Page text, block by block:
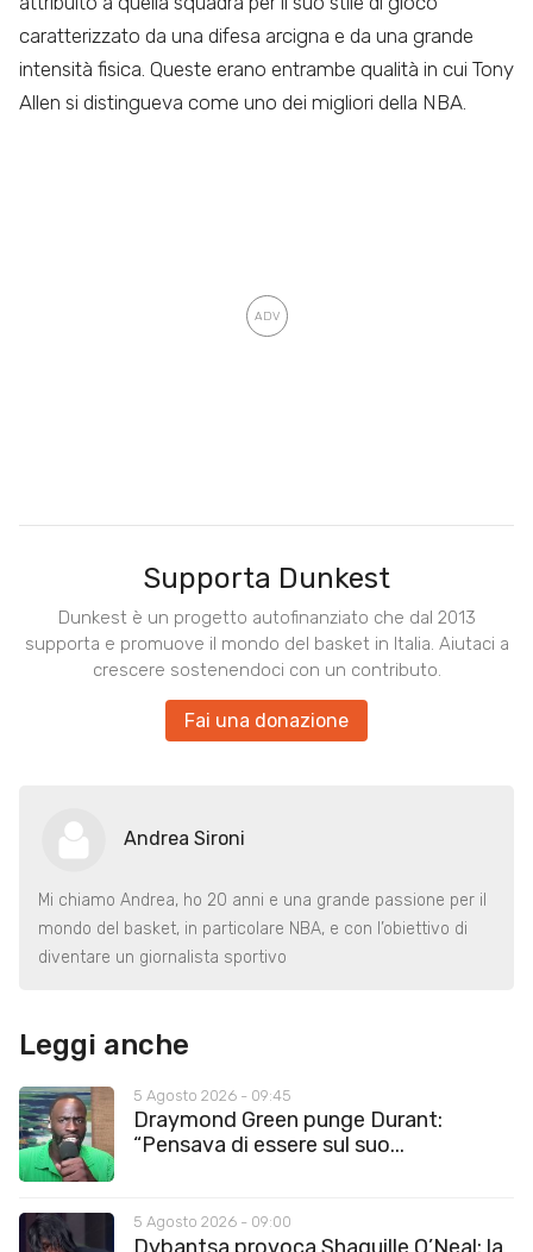
caratterizzato da una difesa arcigna e da una grande
intensità fisica. Queste erano entrambe qualità in cui Tony
Allen si distingueva come uno dei migliori della NBA.
Supporta Dunkest
Dunkest è un progetto autofinanziato che dal 2013
supporta e promuove il mondo del basket in Italia. Aiutaci a
crescere sostenendoci con un contributo.
Fai una donazione
Andrea Sironi
Mi chiamo Andrea, ho 20 anni e una grande passione per il
mondo del basket, in particolare NBA, e con l’obiettivo di
diventare un giornalista sportivo
Leggi anche
5 Agosto 2026 - 09:45
Draymond Green punge Durant:
“Pensava di essere sul suo...
5 Agosto 2026 - 09:00
Dybantsa provoca Shaquille O’Neal: la